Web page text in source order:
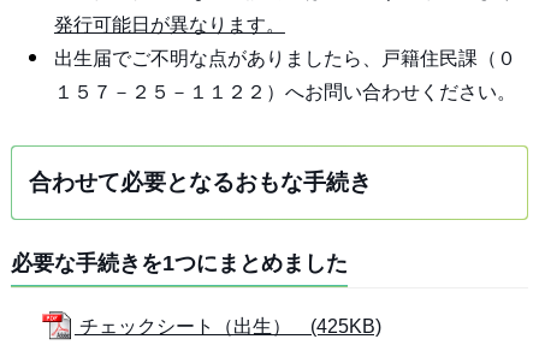
発行可能日が異なります。
出生届でご不明な点がありましたら、戸籍住民課（０
１５７－２５－１１２２）へお問い合わせください。
合わせて必要となるおもな手続き
必要な手続きを1つにまとめました
チェックシート（出生） (425KB)